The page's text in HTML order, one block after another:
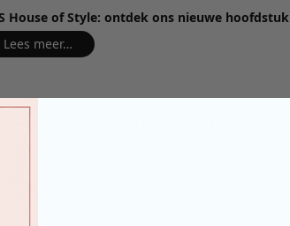
House of Style: ontdek ons nieuwe hoofdstuk
Lees meer…